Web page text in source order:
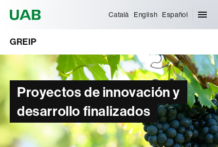
Català English Español
GREIP
Proyectos de innovación y
desarrollo finalizados